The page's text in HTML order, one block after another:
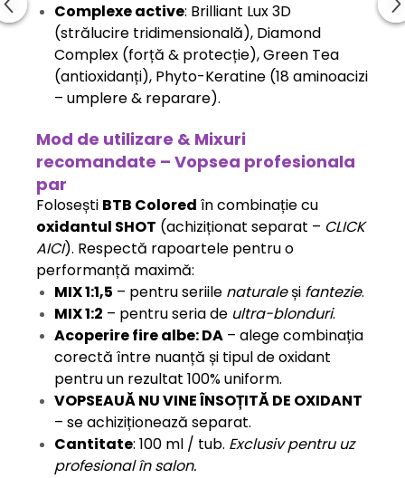
Complexe active: Brilliant Lux 3D
(strălucire tridimensională), Diamond
Complex (forță & protecție), Green Tea
(antioxidanți), Phyto-Keratine (18 aminoacizi
– umplere & reparare).
Mod de utilizare & Mixuri
recomandate – Vopsea profesionala
par
Folosești BTB Colored în combinație cu
oxidantul SHOT (achiziționat separat – CLICK
AICI). Respectă rapoartele pentru o
performanță maximă:
MIX 1:1,5 – pentru seriile naturaleși fantezie.
MIX 1:2 – pentru seria de ultra-blonduri.
Acoperire fire albe: DA – alege combinația
corectă între nuanță și tipul de oxidant
pentru un rezultat 100% uniform.
VOPSEAUĂ NU VINE ÎNSOȚITĂ DE OXIDANT
– se achiziționează separat.
Cantitate: 100 ml / tub. Exclusiv pentru uz
profesional în salon.